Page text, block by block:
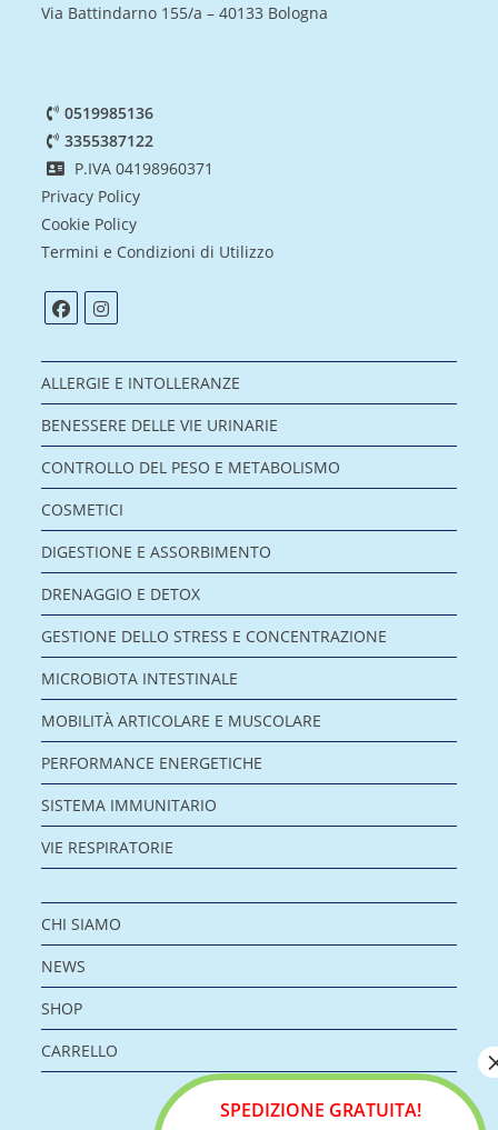
Via Battindarno 155/a – 40133 Bologna
0519985136
3355387122
P.IVA 04198960371
Privacy Policy
Cookie Policy
Termini e Condizioni di Utilizzo
ALLERGIE E INTOLLERANZE
BENESSERE DELLE VIE URINARIE
CONTROLLO DEL PESO E METABOLISMO
COSMETICI
DIGESTIONE E ASSORBIMENTO
DRENAGGIO E DETOX
GESTIONE DELLO STRESS E CONCENTRAZIONE
MICROBIOTA INTESTINALE
MOBILITÀ ARTICOLARE E MUSCOLARE
PERFORMANCE ENERGETICHE
SISTEMA IMMUNITARIO
VIE RESPIRATORIE
CHI SIAMO
NEWS
SHOP
CARRELLO
SPEDIZIONE GRATUITA!